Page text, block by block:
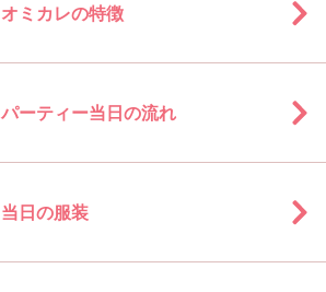
オミカレの特徴
パーティー当日の流れ
当日の服装